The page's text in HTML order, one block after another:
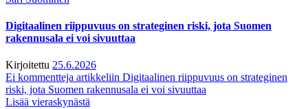
Digitaalinen riippuvuus on strateginen riski, jota Suomen
rakennusala ei voi sivuuttaa
Kirjoitettu 25.6.2026
Ei kommentteja artikkeliin Digitaalinen riippuvuus on strateginen
riski, jota Suomen rakennusala ei voi sivuuttaa
Lisää vieraskynästä